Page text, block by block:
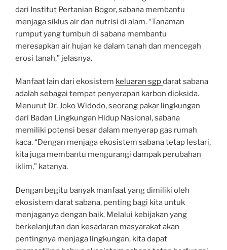
dari Institut Pertanian Bogor, sabana membantu
menjaga siklus air dan nutrisi di alam. “Tanaman
rumput yang tumbuh di sabana membantu
meresapkan air hujan ke dalam tanah dan mencegah
erosi tanah,” jelasnya.
Manfaat lain dari ekosistem keluaran sgpdarat sabana
adalah sebagai tempat penyerapan karbon dioksida.
Menurut Dr. Joko Widodo, seorang pakar lingkungan
dari Badan Lingkungan Hidup Nasional, sabana
memiliki potensi besar dalam menyerap gas rumah
kaca. “Dengan menjaga ekosistem sabana tetap lestari,
kita juga membantu mengurangi dampak perubahan
iklim,” katanya.
Dengan begitu banyak manfaat yang dimiliki oleh
ekosistem darat sabana, penting bagi kita untuk
menjaganya dengan baik. Melalui kebijakan yang
berkelanjutan dan kesadaran masyarakat akan
pentingnya menjaga lingkungan, kita dapat